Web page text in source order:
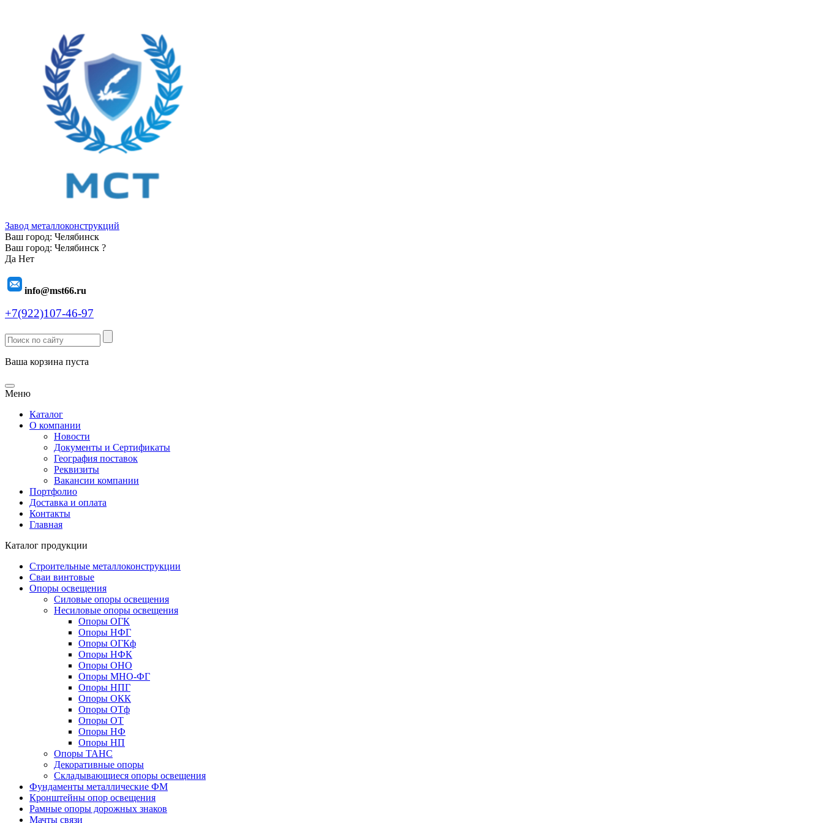
Завод металлоконструкций
Ваш город: Челябинск
Ваш город: Челябинск ?
Да Нет
info@mst66.ru
+7(922)107-46-97
Ваша корзина пуста
Меню
Каталог
О компании
Новости
Документы и Сертификаты
География поставок
Реквизиты
Вакансии компании
Портфолио
Доставка и оплата
Контакты
Главная
Каталог продукции
Строительные металлоконструкции
Сваи винтовые
Опоры освещения
Силовые опоры освещения
Несиловые опоры освещения
Опоры ОГК
Опоры НФГ
Опоры ОГКф
Опоры НФК
Опоры ОНО
Опоры МНО-ФГ
Опоры НПГ
Опоры ОКК
Опоры ОТф
Опоры ОТ
Опоры НФ
Опоры НП
Опоры ТАНС
Декоративные опоры
Складывающиеся опоры освещения
Фундаменты металлические ФМ
Кронштейны опор освещения
Рамные опоры дорожных знаков
Мачты связи